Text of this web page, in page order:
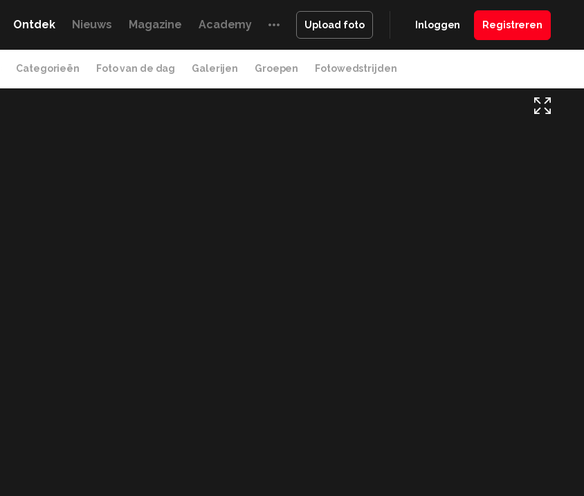
Ontdek Nieuws Magazine Academy Upload foto Inloggen Registreren
Categorieën Foto van de dag Galerijen Groepen Fotowedstrijden